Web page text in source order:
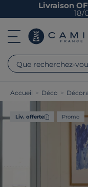
Livraison
18/
Que recherchez-
Accueil > Déco >
Liv. offerte Promo